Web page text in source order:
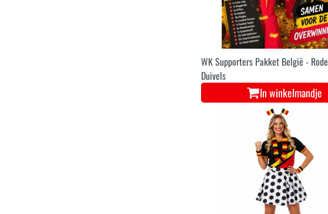
WK Supporters Pakket België - Rode
Duivels
In winkelmandje